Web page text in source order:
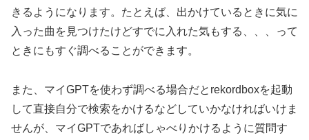
きるようになります。たとえば、出かけているときに気に
入った曲を見つけたけどすでに入れた気もする、、、って
ときにもすぐ調べることができます。
また、マイGPTを使わず調べる場合だとrekordboxを起動
して直接自分で検索をかけるなどしていかなければいけま
せんが、マイGPTであればしゃべりかけるように質問す